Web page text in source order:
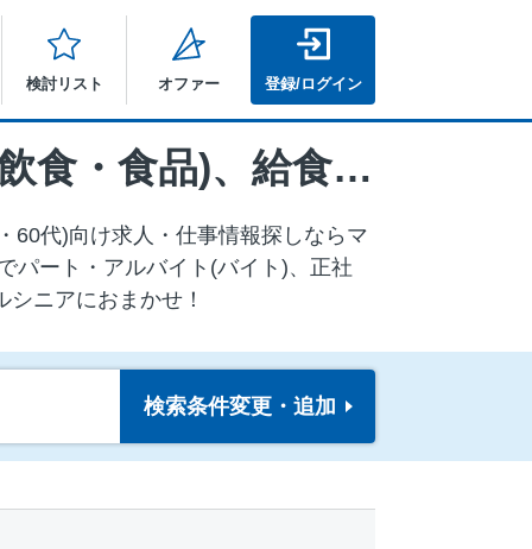
検討リスト オファー 登録/ログイン
店長・店長候補、調理・調理補助、接客、その他(飲食・食品)、給食調理の求人
60代)向け求⼈・仕事情報探しならマ
パート・アルバイト(バイト)、正社
ニアにおまかせ！
検索条件変更・追加